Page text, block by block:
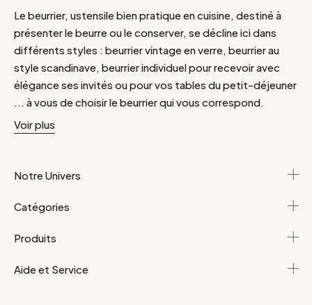
Le beurrier, ustensile bien pratique en cuisine, destiné à
présenter le beurre ou le conserver, se décline ici dans
différents styles : beurrier vintage en verre, beurrier au
style scandinave, beurrier individuel pour recevoir avec
élégance ses invités ou pour vos tables du petit-déjeuner
... à vous de choisir le beurrier qui vous correspond.
Voir plus
Notre Univers
Catégories
Produits
Aide et Service